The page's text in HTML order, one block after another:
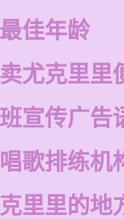
佳年龄
尤克里里
宣传广告
歌排练机
里里的地